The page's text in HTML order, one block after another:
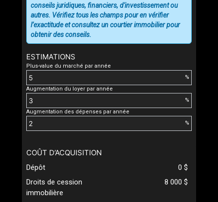
ESTIMATIONS
Plus-value du marché par année
%
Augmentation du loyer par année
%
Augmentation des dépenses par année
%
conseils juridiques, financiers, d'investissement ou
autres. Vérifiez tous les champs pour en vérifier
l’exactitude et consultez un courtier immobilier pour
obtenir des conseils.
COÛT D’ACQUISITION
Dépôt
0 $
Droits de cession
immobilière
8 000 $